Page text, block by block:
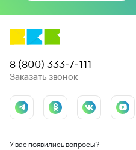
8 (800) 333-7-111
Заказать звонок
У вас появились вопросы?